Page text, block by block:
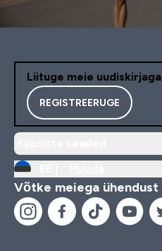
Liituge meie uudiskirjaga
REGISTREERUGE
Võtke meiega ühendust